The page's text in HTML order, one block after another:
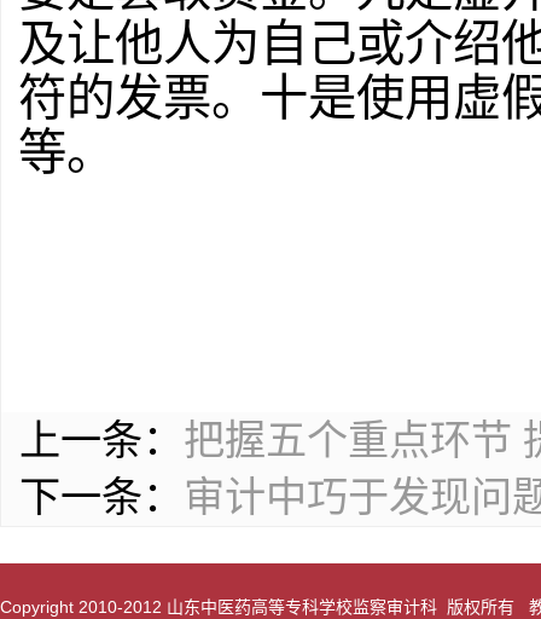
及让他人为自己或介绍
符的发票。十是使用虚
等。
上一条： 把握五个重点环节
下一条： 审计中巧于发现问
Copyright 2010-2012 山东中医药高等专科学校监察审计科 版权所有